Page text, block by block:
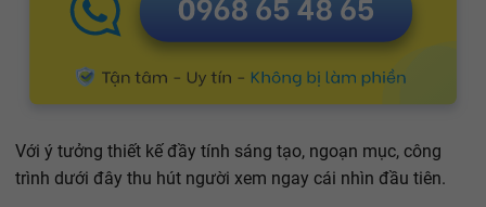
Với ý tưởng thiết kế đầy tính sáng tạo, ngoạn mục, công
trình dưới đây thu hút người xem ngay cái nhìn đầu tiên.